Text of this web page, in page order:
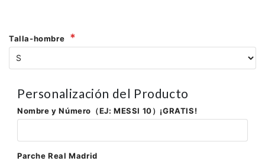
Talla-hombre
Personalización del Producto
Nombre y Número（EJ: MESSI 10）¡GRATIS!
Parche Real Madrid